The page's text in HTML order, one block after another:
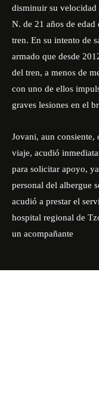
disminuir su velocidad
N. de 21 años de
tren. En su intento de
armado que desde
del tren, a menos de
con uno de ellos
graves lesiones en el
Jovani, aun consiente,
viaje, acudió
para solicitar apoyo,
personal del albergue
acudió a prestar el
hospital regional de
un acompañante